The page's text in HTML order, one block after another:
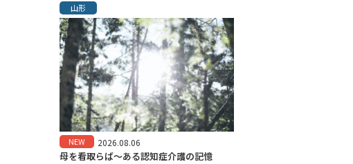
山形
NEW 2026.08.06
母を看取らば～ある認知症介護の記憶